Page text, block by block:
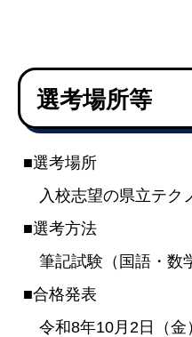
選考場所等
■選考場所
入校志望の県立テク
■選考方法
筆記試験（国語・数
■合格発表
令和8年10月2日（金